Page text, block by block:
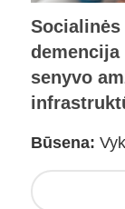
senyvo
Būsena: